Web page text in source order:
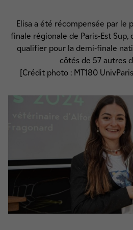
​​​​​​​Elisa a été récompensée par le
finale régionale de Paris-Est Sup,
qualifier pour la demi-finale
côtés de 57 autres
[Crédit photo : MT180